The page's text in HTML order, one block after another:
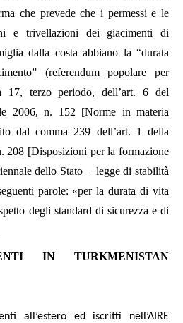
che prevede che i permessi e le
e trivellazioni dei giacimenti di
dalla costa abbiano la “durata
(referendum popolare per
17, terzo periodo, dell’art. 6 del
2006, n. 152 [Norme in materia
dal comma 239 dell’art. 1 della
208 [Disposizioni per la formazione
dello Stato − legge di stabilità
parole: «per la durata di vita
degli standard di sicurezza e di
IN TURKMENISTAN
all’estero ed iscritti nell’AIRE